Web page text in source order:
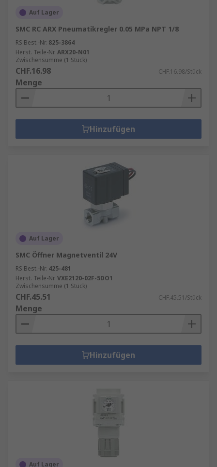
Auf Lager
SMC RC ARX Pneumatikregler 0.05 MPa NPT 1/8
RS Best.-Nr. 825-3864
Herst. Teile-Nr. ARX20-N01
Zwischensumme (1 Stück)
CHF.16.98 CHF.16.98/Stück
Menge
Hinzufügen
Auf Lager
SMC Öffner Magnetventil 24V
RS Best.-Nr. 425-481
Herst. Teile-Nr. VXE2120-02F-5DO1
Zwischensumme (1 Stück)
CHF.45.51 CHF.45.51/Stück
Menge
Hinzufügen
Auf Lager